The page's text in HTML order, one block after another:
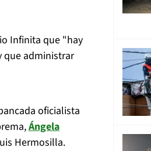
Infinita que "hay
que administrar
oficialista
Ángela
Hermosilla.